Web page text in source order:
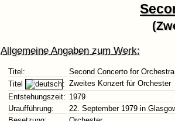
Allgemeine Angaben zum Werk:
Titel:
Second Concerto for Orchestra
Titel
: Zweites Konzert für Orchester
Entstehungszeit: 1979
Uraufführung:
22. September 1979 in